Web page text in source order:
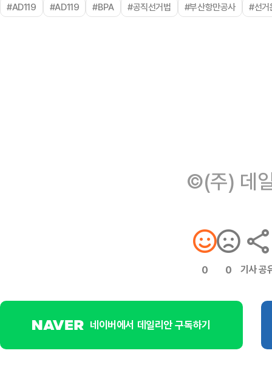
#AD119 #AD119 #BPA #공직선거법 #부산항만공사 #선거
©(주) 데
0 0 기사 공
네이버에서 데일리안 구독하기